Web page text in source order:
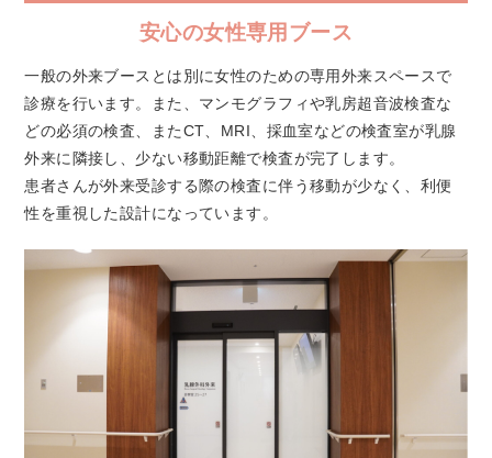
安心の女性専用ブース
一般の外来ブースとは別に女性のための専用外来スペースで
診療を行います。また、マンモグラフィや乳房超音波検査な
どの必須の検査、またCT、MRI、採血室などの検査室が乳腺
外来に隣接し、少ない移動距離で検査が完了します。
患者さんが外来受診する際の検査に伴う移動が少なく、利便
性を重視した設計になっています。